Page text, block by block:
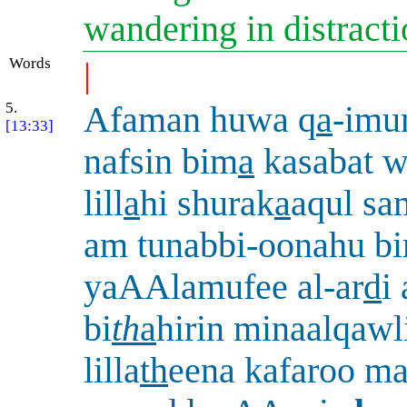
wandering in
Words |
5.
[13:33]
Afaman huwa qa-
nafsin bima kasabat
lillahi shurakaaqul
am tunabbi-oonahu
yaAAlamufee al-ardi
bithahirin
lillatheena kafaroo